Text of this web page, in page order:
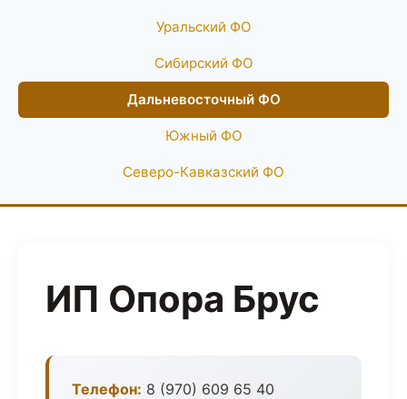
Уральский ФО
Сибирский ФО
Дальневосточный ФО
Южный ФО
Северо-Кавказский ФО
ИП Опора Брус
Телефон: 8 (970) 609 65 40